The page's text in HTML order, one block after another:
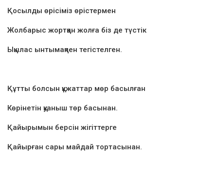
Қосылды өрісіміз өрістермен
Жолбарыс жортқан жолға біз де түстік
Ықылас ынтымақпен тегістелген.
Құтты болсын құжаттар мөр басылған
Көрінетін қуаныш төр басынан.
Қайырымын берсін жігіттерге
Қайырған сары майдай тортасынан.